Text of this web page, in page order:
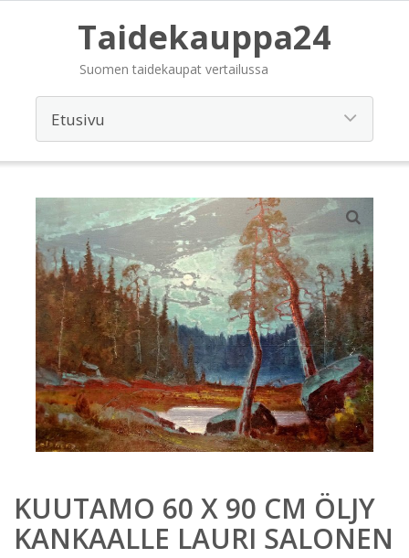
Taidekauppa24
Suomen taidekaupat vertailussa
KUUTAMO 60 X 90 CM ÖLJY
KANKAALLE LAURI SALONEN